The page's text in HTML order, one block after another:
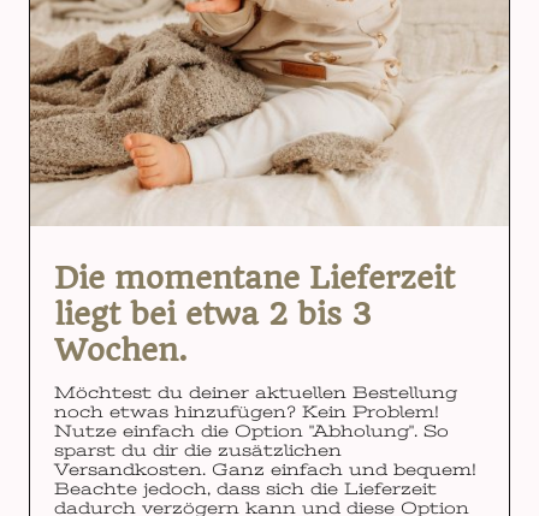
Die momentane Lieferzeit
liegt bei etwa 2 bis 3
Wochen.
Möchtest du deiner aktuellen Bestellung
noch etwas hinzufügen? Kein Problem!
Nutze einfach die Option "Abholung". So
sparst du dir die zusätzlichen
Versandkosten. Ganz einfach und bequem!
Beachte jedoch, dass sich die Lieferzeit
dadurch verzögern kann und diese Option